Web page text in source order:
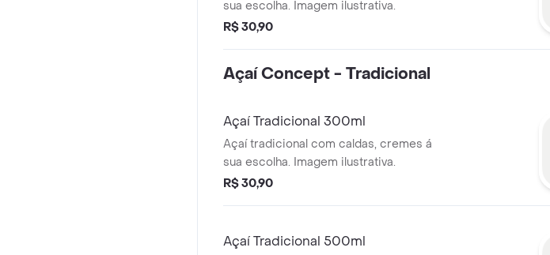
sua escolha. Imagem ilustrativa.
R$ 30,90
Açaí Concept - Tradicional
Açaí Tradicional 300ml
Açaí tradicional com caldas, cremes á
sua escolha. Imagem ilustrativa.
R$ 30,90
Açaí Tradicional 500ml